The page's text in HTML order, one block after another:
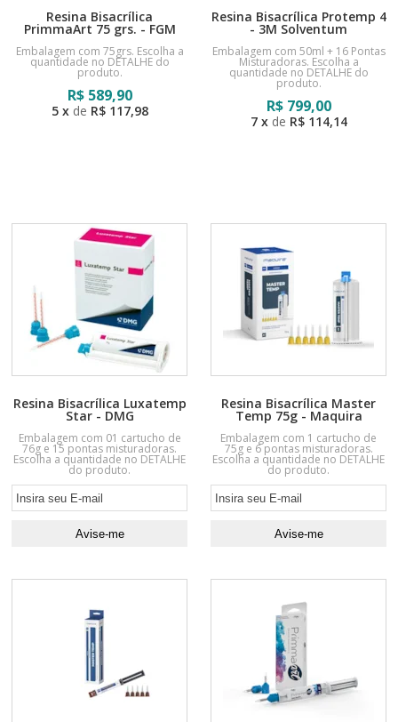
Resina Bisacrílica
PrimmaArt 75 grs. - FGM
Embalagem com 75grs. Escolha a
quantidade no DETALHE do
produto.
R$ 589,90
5 x de R$ 117,98
Resina Bisacrílica Protemp 4
- 3M Solventum
Embalagem com 50ml + 16 Pontas
Misturadoras. Escolha a
quantidade no DETALHE do
produto.
R$ 799,00
7 x de R$ 114,14
Resina Bisacrílica Luxatemp
Star - DMG
Embalagem com 01 cartucho de
76g e 15 pontas misturadoras.
Escolha a quantidade no DETALHE
do produto.
Resina Bisacrílica Master
Temp 75g - Maquira
Embalagem com 1 cartucho de
75g e 6 pontas misturadoras.
Escolha a quantidade no DETALHE
do produto.